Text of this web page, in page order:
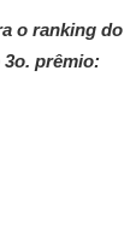
o ranking do
3o. prêmio: